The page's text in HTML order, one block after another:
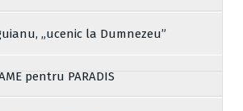
„ucenic la Dumnezeu”
pentru PARADIS